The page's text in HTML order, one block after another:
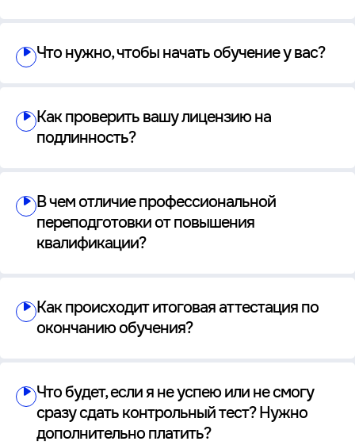
Что нужно, чтобы начать обучение у вас?
Как проверить вашу лицензию на
подлинность?
В чем отличие профессиональной
переподготовки от повышения
квалификации?
Как происходит итоговая аттестация по
окончанию обучения?
Что будет, если я не успею или не смогу
сразу сдать контрольный тест? Нужно
дополнительно платить?